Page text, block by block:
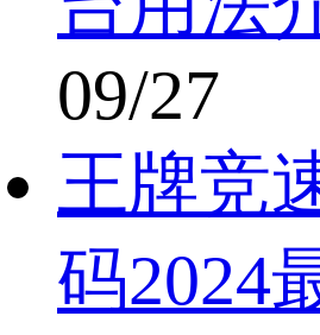
09/27
王牌竞
码2024